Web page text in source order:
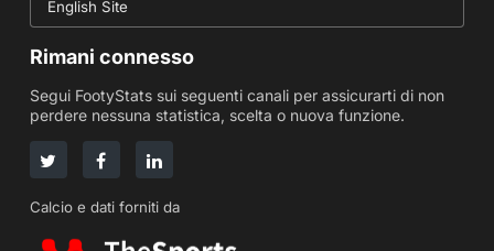
English Site
Rimani connesso
Segui FootyStats sui seguenti canali per assicurarti di non
perdere nessuna statistica, scelta o nuova funzione.
Calcio e dati forniti da